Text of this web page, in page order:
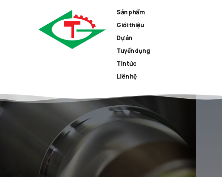
Sản phẩm
Giới thiệu
Dự án
Tuyển dụng
Tin tức
Liên hệ